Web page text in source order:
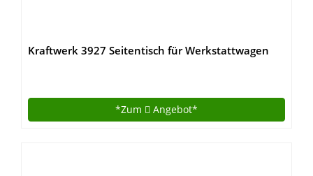
Kraftwerk 3927 Seitentisch für Werkstattwagen
*Zum Angebot*